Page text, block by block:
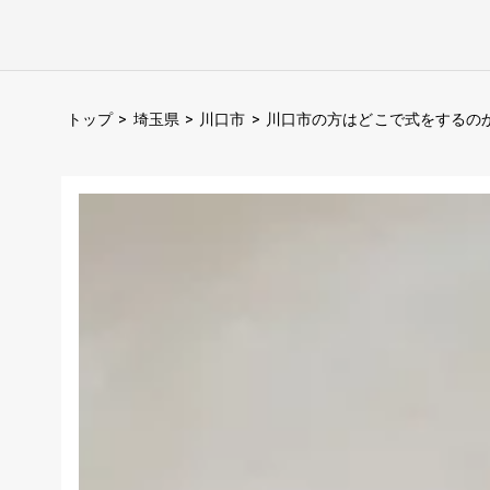
トップ > 埼玉県 > 川口市 > 川口市の方はどこで式をするの